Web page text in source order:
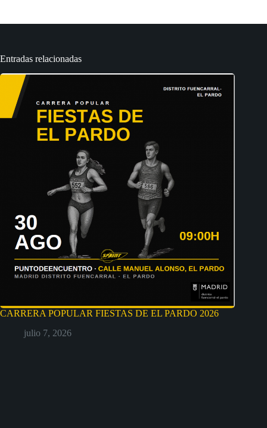
Entradas relacionadas
CARRERA POPULAR FIESTAS DE EL PARDO 2026
julio 7, 2026